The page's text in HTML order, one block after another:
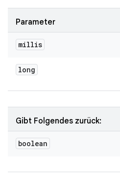
Parameter
millis
long
Gibt Folgendes zurück:
boolean